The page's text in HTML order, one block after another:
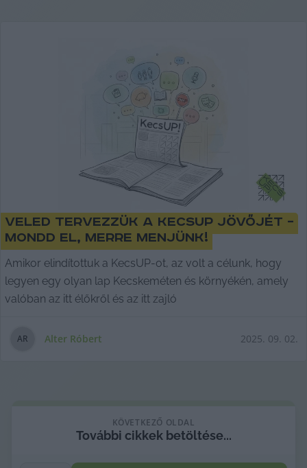
Veled tervezzük a KecsUP jövőjét –
mondd el, merre menjünk!
Amikor elindítottuk a KecsUP-ot, az volt a célunk, hogy
legyen egy olyan lap Kecskeméten és környékén, amely
valóban az itt élőkről és az itt zajló
AR Alter Róbert 2025. 09. 02.
KÖVETKEZŐ OLDAL
További cikkekbetöltése...